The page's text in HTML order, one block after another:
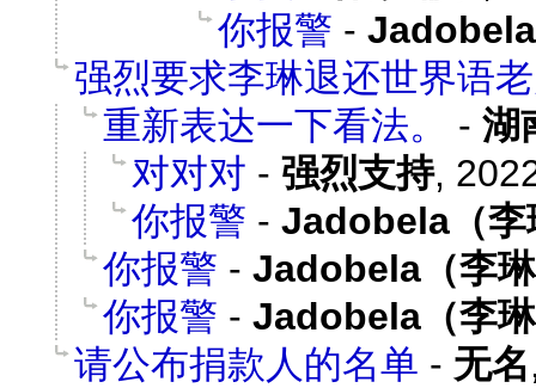
你报警 -
强烈要求李琳退还世界语
重新表达一下看法。
- 湖
对对对 - 强烈支持,
你报警 - Jadobela（李
你报警 - Jadobela（李
你报警 - Jadobela（李
请公布捐款人的名单 - 无名